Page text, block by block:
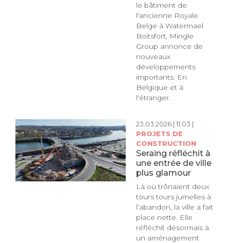
le bâtiment de
l'ancienne Royale
Belge à Watermael
Boitsfort, Mingle
Group annonce de
nouveaux
développements
importants. En
Belgique et à
l'étranger.
23.03.2026 | 11:03 |
PROJETS DE
CONSTRUCTION
Seraing réfléchit à
une entrée de ville
plus glamour
Là où trônaient deux
tours tours jumelles à
l’abandon, la ville a fait
place nette. Elle
réfléchit désormais à
un aménagement